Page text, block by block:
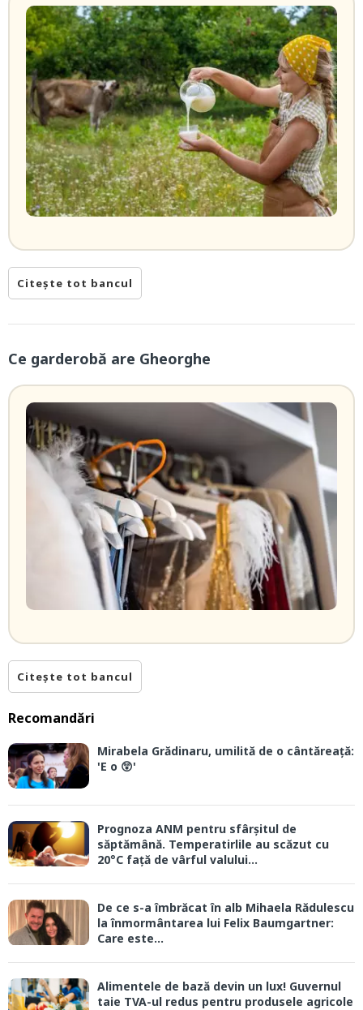
Citește tot bancul
Ce garderobă are Gheorghe
Citește tot bancul
Recomandări
Mirabela Grădinaru, umilită de o cântăreață:
'E o 😲'
Prognoza ANM pentru sfârșitul de
săptămână. Temperatirlile au scăzut cu
20°C față de vârful valului...
De ce s-a îmbrăcat în alb Mihaela Rădulescu
la înmormântarea lui Felix Baumgartner:
Care este...
Alimentele de bază devin un lux! Guvernul
taie TVA-ul redus pentru produsele agricole